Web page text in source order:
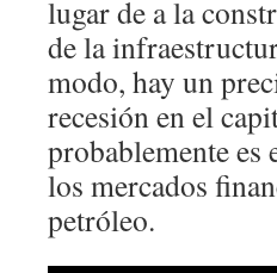
lugar de a la
de la
modo, hay un
recesión en el
probablemente es
los mercados
petróleo.